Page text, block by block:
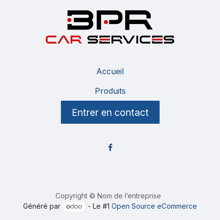
Accueil
Produits
Entrer en contact
Copyright © Nom de l’entreprise
Généré par
- Le #1Open Source eCommerce